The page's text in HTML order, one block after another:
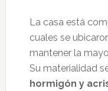
La casa está
cuales se
mantener la
Su materialidad
hormigón y